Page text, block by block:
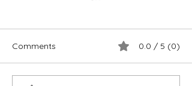
Comments 0.0 / 5 (0)